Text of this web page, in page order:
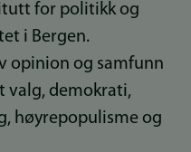
for politikk og
i Bergen.
opinion og samfunn
valg, demokrati,
høyrepopulisme og